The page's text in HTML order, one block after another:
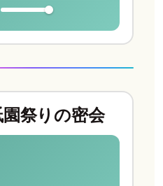
祭りの密会